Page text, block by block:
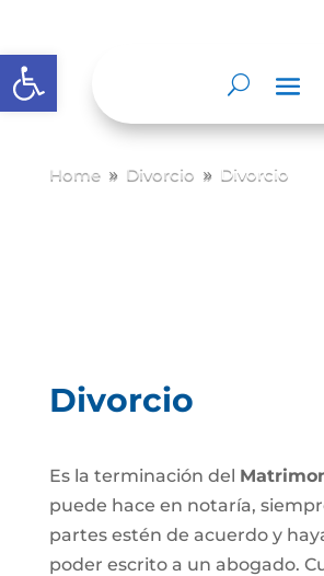
Abrir barra de herramientas
Home 9 Divorcio 9 Divorcio
Divorcio
Es la terminación del
puede hace en notaría,
partes estén de acuerdo y
poder escrito a un abogado.